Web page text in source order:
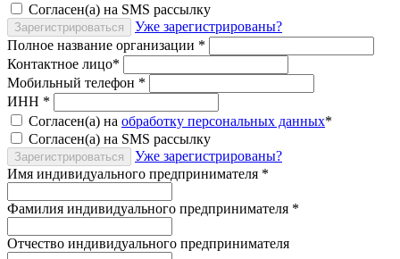
Согласен(а) на SMS рассылку
Зарегистрироваться
Уже зарегистрированы?
Полное название организации *
Контактное лицо*
Мобильный телефон *
ИНН *
Согласен(а) на обработку персональных данных*
Согласен(а) на SMS рассылку
Зарегистрироваться
Уже зарегистрированы?
Имя индивидуального предпринимателя *
Фамилия индивидуального предпринимателя *
Отчество индивидуального предпринимателя